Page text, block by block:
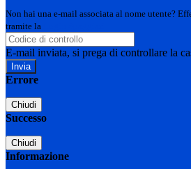
Non hai una e-mail associata al nome utente?
tramite la
E-mail inviata, si prega di controllare la
Errore
Chiudi
Successo
Chiudi
Informazione